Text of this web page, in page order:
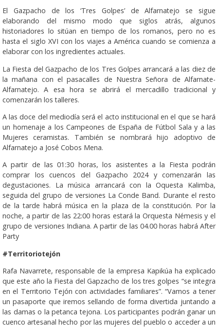
El Gazpacho de los ‘Tres Golpes’ de Alfarnatejo se sigue
elaborando del mismo modo que siglos atrás, algunos
historiadores lo sitúan en tiempo de los romanos, pero no es
hasta el siglo XVI con los viajes a América cuando se comienza a
elaborar con los ingredientes actuales.
La Fiesta del Gazpacho de los Tres Golpes arrancará a las diez de
la mañana con el pasacalles de Nuestra Señora de Alfarnate-
Alfarnatejo. A esa hora se abrirá el mercadillo tradicional y
comenzarán los talleres.
A las doce del mediodía será el acto institucional en el que se hará
un homenaje a los Campeones de España de Fútbol Sala y a las
Mujeres ceramistas. También se nombrará hijo adoptivo de
Alfarnatejo a José Cobos Mena.
A partir de las 01:30 horas, los asistentes a la Fiesta podrán
comprar los cuencos del Gazpacho 2024 y comenzarán las
degustaciones. La música arrancará con la Oquesta Kalimba,
seguida del grupo de versiones La Conde Band. Durante el resto
de la tarde habrá música en la plaza de la constitución. Por la
noche, a partir de las 22:00 horas estará la Orquesta Némesis y el
grupo de versiones Indiana. A partir de las 04.00 horas habrá After
Party
#Territoriotejón
Rafa Navarrete, responsable de la empresa Kapikúa ha explicado
que este año la Fiesta del Gapzacho de los tres golpes “se integra
en el Territorio Tejón con actividades familiares”. “Vamos a tener
un pasaporte que iremos sellando de forma divertida juntando a
las damas o la petanca tejona. Los participantes podrán ganar un
cuenco artesanal hecho por las mujeres del pueblo o acceder a un